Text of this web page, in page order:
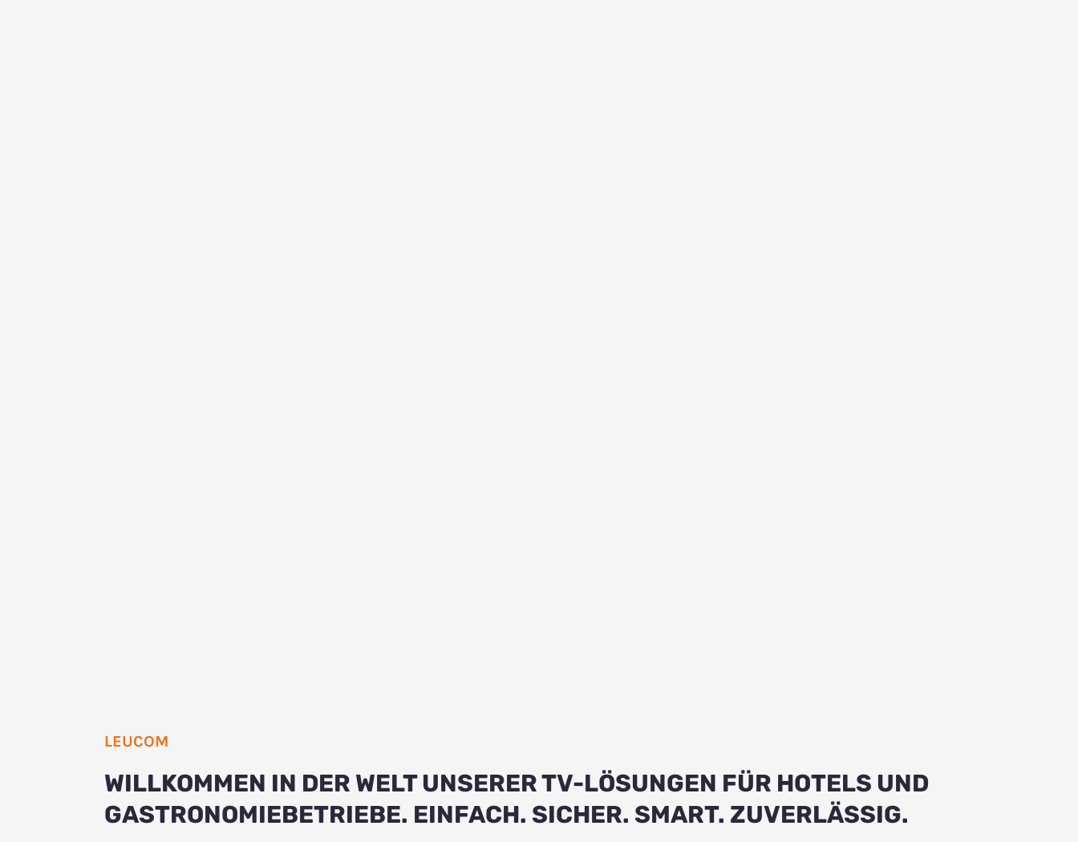
LEUCOM
WILLKOMMEN IN DER WELT UNSERER TV-LÖSUNGEN FÜR HOTELS UND
GASTRONOMIEBETRIEBE. EINFACH. SICHER. SMART. ZUVERLÄSSIG.